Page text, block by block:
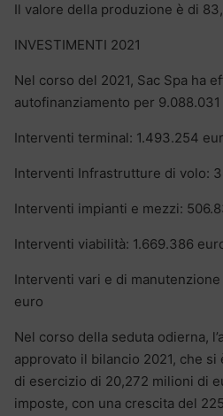
Il valore della produzione è di
INVESTIMENTI 2021
Nel corso del 2021, Sac Spa ha
autofinanziamento per
Interventi terminal: 1.493.254
Interventi Infrastrutture di volo:
Interventi impianti e mezzi:
Interventi viabilità: 1.669.386
Interventi vari e di
euro
Nel corso della seduta odierna,
approvato il bilancio 2021, che
di esercizio di 20,272 milioni di
imposte, con una crescita del